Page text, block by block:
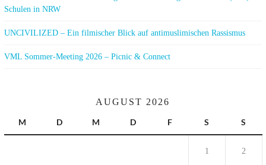
Schulen in NRW
UNCIVILIZED – Ein filmischer Blick auf antimuslimischen Rassismus
VML Sommer-Meeting 2026 – Picnic & Connect
AUGUST 2026
M
D M D F S S
1 2